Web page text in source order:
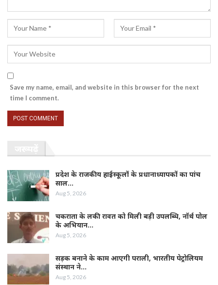
Save my name, email, and website in this browser for the next
time I comment.
प्रदेश के राजकीय हाईस्कूलों के प्रधानाध्यापकों का पांच
साल…
Aug 5, 2026
चकराता के लकी रावत को मिली बड़ी उपलब्धि, नॉर्थ पोल
के अभियान…
Aug 5, 2026
सड़क बनाने के काम आएगी पराली, भारतीय पेट्रोलियम
संस्थान ने…
Aug 5, 2026